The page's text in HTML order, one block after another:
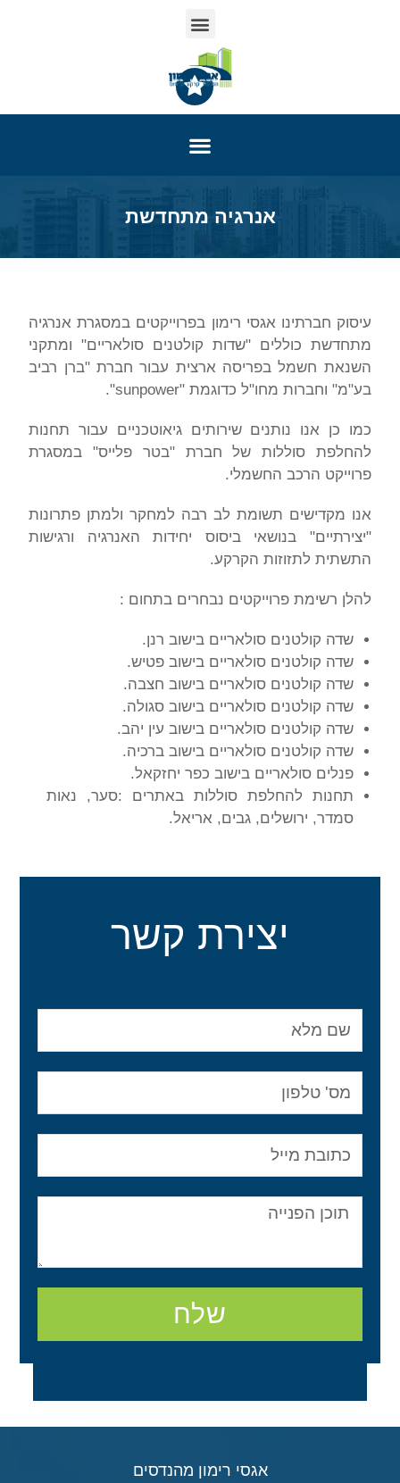
אנרגיה מתחדשת
עיסוק חברתינו אגסי רימון בפרוייקטים במסגרת אנרגיה
מתחדשת כוללים "שדות קולטנים סולאריים" ומתקני
השנאת חשמל בפריסה ארצית עבור חברת "ברן רביב
בע"מ" וחברות מחו"ל כדוגמת "sunpower".
כמו כן אנו נותנים שירותים גיאוטכניים עבור תחנות
להחלפת סוללות של חברת "בטר פלייס" במסגרת
פרוייקט הרכב החשמלי.
אנו מקדישים תשומת לב רבה למחקר ולמתן פתרונות
"יצירתיים" בנושאי ביסוס יחידות האנרגיה ורגישות
התשתית לתזוזות הקרקע.
להלן רשימת פרוייקטים נבחרים בתחום :
שדה קולטנים סולאריים בישוב רנן.
שדה קולטנים סולאריים בישוב פטיש.
שדה קולטנים סולאריים בישוב חצבה.
שדה קולטנים סולאריים בישוב סגולה.
שדה קולטנים סולאריים בישוב עין יהב.
שדה קולטנים סולאריים בישוב ברכיה.
פנלים סולאריים בישוב כפר יחזקאל.
תחנות להחלפת סוללות באתרים :סער, נאות
סמדר, ירושלים, גבים, אריאל.
יצירת קשר
שלח
אגסי רימון מהנדסים